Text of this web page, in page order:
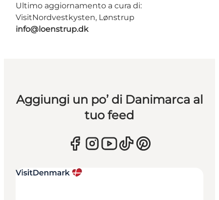
Ultimo aggiornamento a cura di:
VisitNordvestkysten, Lønstrup
info@loenstrup.dk
Aggiungi un po’ di Danimarca al
tuo feed